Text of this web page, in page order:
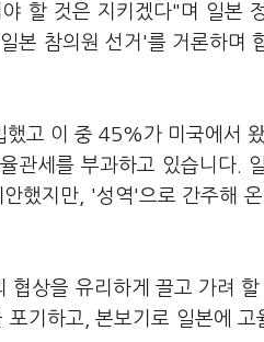
할 것은 지키겠다"며 일본
본 참의원 선거'를 거론하며
고 이 중 45%가 미국에서
세를 부과하고 있습니다.
했지만, '성역'으로 간주해
상을 유리하게 끌고 가려 할
기하고, 본보기로 일본에